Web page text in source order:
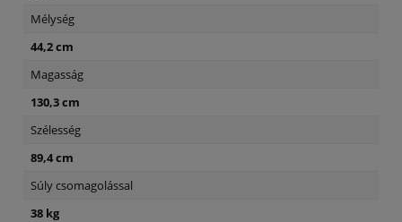
Mélység
44,2 cm
Magasság
130,3 cm
Szélesség
89,4 cm
Súly csomagolással
38 kg